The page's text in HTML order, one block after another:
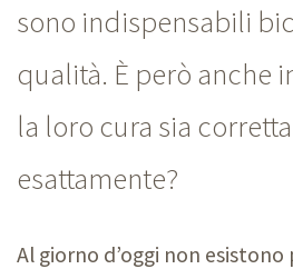
sono indispensabili
qualità. È però anche
la loro cura sia
esattamente?
Al giorno d’oggi non